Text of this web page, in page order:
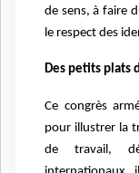
de sens, à faire
le respect des
Des petits plats
Ce congrès
pour illustrer la
de travail,